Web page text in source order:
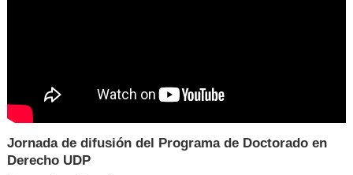
Jornada de difusión del Programa de Doctorado en
Derecho UDP